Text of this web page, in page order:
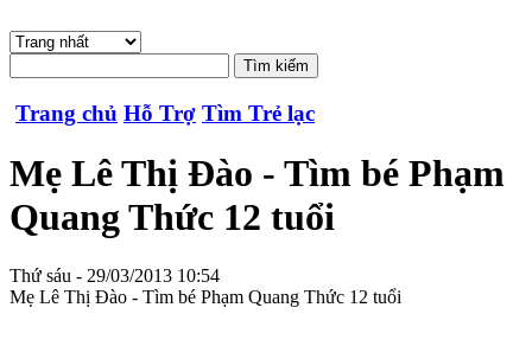
Trang chủ Hỗ Trợ Tìm Trẻ lạc
Mẹ Lê Thị Đào - Tìm bé Phạm
Quang Thức 12 tuổi
Thứ sáu - 29/03/2013 10:54
Mẹ Lê Thị Đào - Tìm bé Phạm Quang Thức 12 tuổi